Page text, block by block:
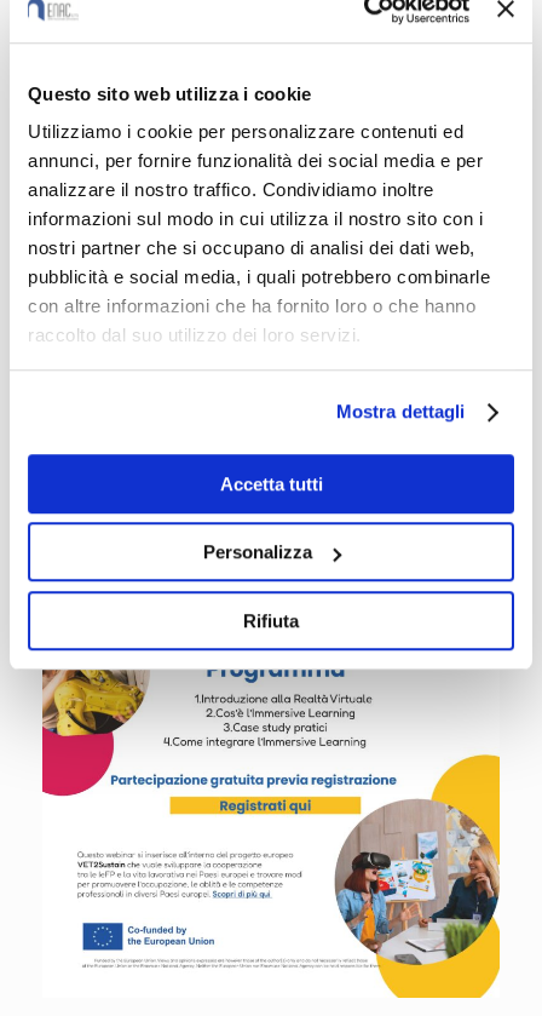
Questo sito web utilizza i cookie
Utilizziamo i cookie per personalizzare contenuti ed
annunci, per fornire funzionalità dei social media e per
analizzare il nostro traffico. Condividiamo inoltre
informazioni sul modo in cui utilizza il nostro sito con i
nostri partner che si occupano di analisi dei dati web,
pubblicità e social media, i quali potrebbero combinarle
con altre informazioni che ha fornito loro o che hanno
raccolto dal suo utilizzo dei loro servizi.
Mostra dettagli
Accetta tutti
Personalizza
Rifiuta
esistenti.
L’Immersive Learning non è solo una
tecnologia innovativa, ma un approccio
pedagogico che permette di
personalizzare i percorsi didattici e
preparare gli allievi alle competenze
digitali richieste dal mercato del lavoro.